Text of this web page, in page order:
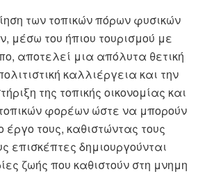
των τοπικών πόρων φυσικών
μέσω του ήπιου τουρισμού με
αποτελεί μια απόλυτα θετική
καλλιέργεια και την
της τοπικής οικονομίας και
φορέων ώστε να μπορούν
έργο τους, καθιστώντας τους
επισκέπτες δημιουργούνται
ζωής που καθιστούν στη μνημη